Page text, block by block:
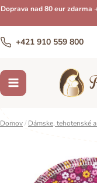
Doprava nad 80 eur zdarma
+421 910 559 800
Domov/ Dámske, tehotenské